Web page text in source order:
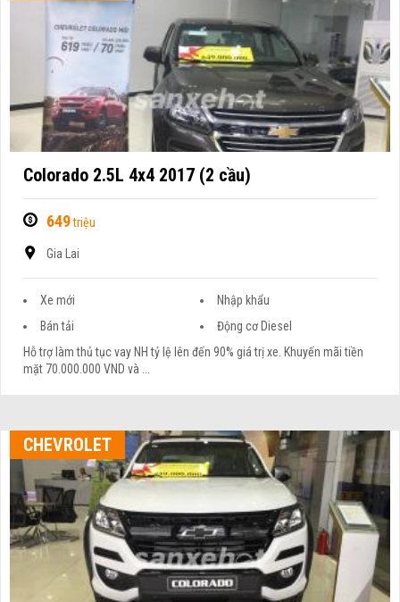
Colorado 2.5L 4x4 2017 (2 cầu)
649triệu
Gia Lai
Xe mới
Nhập khẩu
Bán tải
Động cơ Diesel
Hỗ trợ làm thủ tục vay NH tỷ lệ lên đến 90% giá trị xe. Khuyến mãi tiền
mặt 70.000.000 VND và ...
CHEVROLET